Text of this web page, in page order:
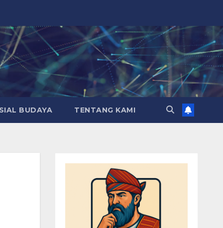
BUDAYA TENTANG KAMI